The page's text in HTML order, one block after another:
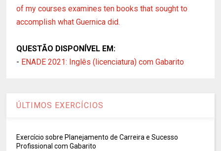
of my courses examines ten books that sought to
accomplish what Guernica did.
QUESTÃO DISPONÍVEL EM:
- ENADE 2021: Inglês (licenciatura) com Gabarito
ÚLTIMOS EXERCÍCIOS
Exercício sobre Planejamento de Carreira e Sucesso
Profissional com Gabarito